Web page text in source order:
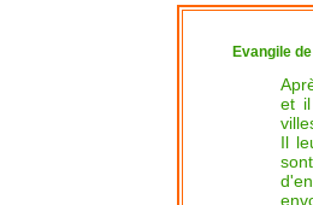
Evangile
et il
Il